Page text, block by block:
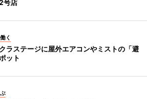
号店
く
ラステージに屋外エアコンやミストの「避
ット